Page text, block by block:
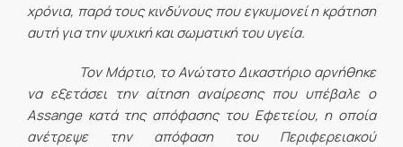
χρόνια, παρά τους κινδύνους που εγκυμονεί η κράτηση
αυτή για την ψυχική και σωματική του υγεία.
Τον Μάρτιο, το Ανώτατο Δικαστήριο αρνήθηκε
να εξετάσει την αίτηση αναίρεσης που υπέβαλε ο
Assangeκατά της απόφασης του Εφετείου, η οποία
ανέτρεψε την απόφαση του Περιφερειακού